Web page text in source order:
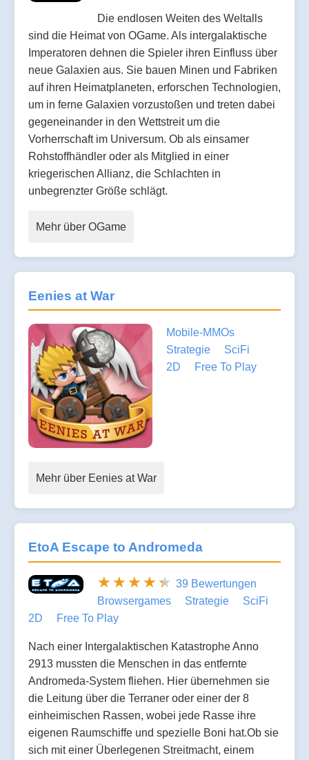
Die endlosen Weiten des Weltalls
sind die Heimat von OGame. Als intergalaktische
Imperatoren dehnen die Spieler ihren Einfluss über
neue Galaxien aus. Sie bauen Minen und Fabriken
auf ihren Heimatplaneten, erforschen Technologien,
um in ferne Galaxien vorzustoßen und treten dabei
gegeneinander in den Wettstreit um die
Vorherrschaft im Universum. Ob als einsamer
Rohstoffhändler oder als Mitglied in einer
kriegerischen Allianz, die Schlachten in
unbegrenzter Größe schlägt.
Mehr über OGame
Eenies at War
Mobile-MMOs
Strategie
SciFi
2D
Free To Play
Mehr über Eenies at War
EtoA Escape to Andromeda
39 Bewertungen
Browsergames
Strategie
SciFi
2D
Free To Play
Nach einer Intergalaktischen Katastrophe Anno
2913 mussten die Menschen in das entfernte
Andromeda-System fliehen. Hier übernehmen sie
die Leitung über die Terraner oder einer der 8
einheimischen Rassen, wobei jede Rasse ihre
eigenen Raumschiffe und spezielle Boni hat.Ob sie
sich mit einer Überlegenen Streitmacht, einem